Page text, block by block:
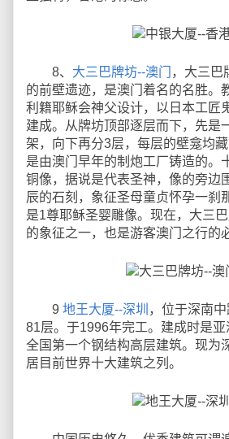
8、 大三巴牌坊--澳门
，大三巴
的前壁遗迹，是澳门着名的名胜。
利籍耶稣会神父设计，以日本工匠
建成。从牌坊顶部逐层而下，先是
架，向下再分3层，每层的壁龛均
是由澳门早年的制炮工厂铸造的。
铜像，据说是代表圣神，像的旁边
辰的石刻，象征圣母童贞怀孕一刹
是1尊耶稣圣婴雕像。现在，大三巴
的象征之一，也是游客澳门之行的
9 地王大厦--深圳 ，位于深南
81层。于1996年完工。建成时是
全国第一个钢结构高层建筑。现为
居目前世界十大建筑之列。